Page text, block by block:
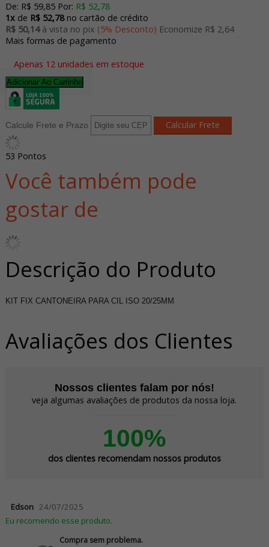
De: R$ 59,85 Por: R$ 52,78
1xde R$ 52,78 no cartão de crédito
R$ 50,14à vista no pix (5% Desconto) Economize R$ 2,64
Mais formas de pagamento
Apenas 12 unidades em estoque
Adicionar Ao Carrinho
Calcule Frete e Prazo
53 Pontos
Você também pode
gostar de
Descrição do Produto
KIT FIX CANTONEIRA PARA CIL ISO 20/25MM
Avaliações dos Clientes
Nossos clientes falam por nós!
veja algumas avaliações de produtos da nossa loja.
100%
dos clientes recomendam nossos produtos
Edson 24/07/2025
Eu recomendo esse produto.
Compra sem problema.